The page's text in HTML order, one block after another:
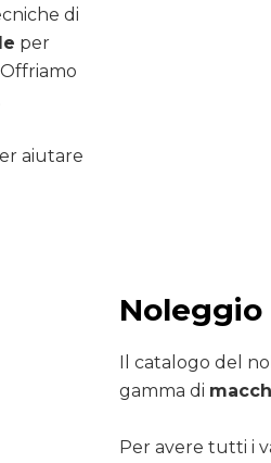
di
per
aiutare
Il catalogo del
gamma di
Per avere tutti i